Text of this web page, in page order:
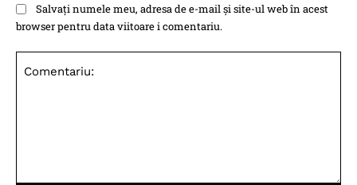
Salvați numele meu, adresa de e-mail și site-ul web în acest
browser pentru data viitoare i comentariu.